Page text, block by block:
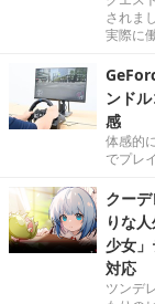
されま
実際に
ンド
感
体感的
でプレ
クー
りな
少女
対応
ツンデ